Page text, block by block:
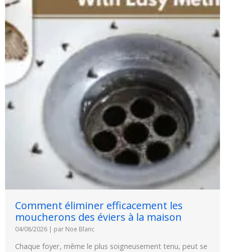
Comment éliminer efficacement les
moucherons des éviers à la maison
04/08/2026 | par Noe Blanc
Chaque foyer, même le plus soigneusement tenu, peut se